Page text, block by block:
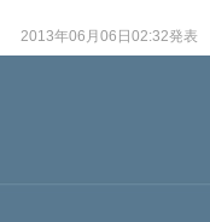
2013年06月06日02:32発表